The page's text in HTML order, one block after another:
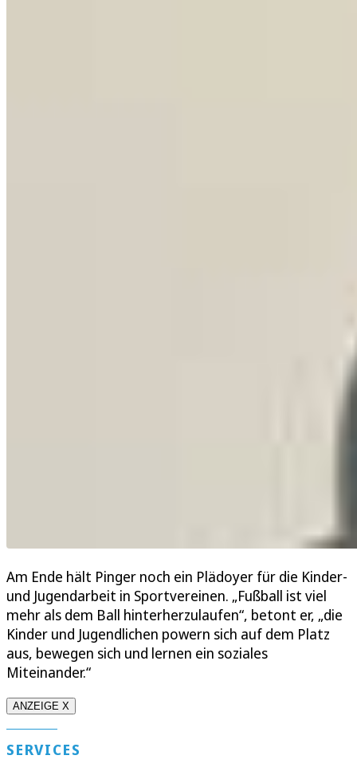
Am Ende hält Pinger noch ein Plädoyer für die Kinder-
und Jugendarbeit in Sportvereinen. „Fußball ist viel
mehr als dem Ball hinterherzulaufen“, betont er, „die
Kinder und Jugendlichen powern sich auf dem Platz
aus, bewegen sich und lernen ein soziales
Miteinander.“
ANZEIGE X
SERVICES